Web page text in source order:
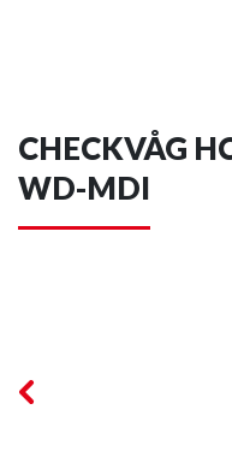
CHECKVÅG
WD-MDI